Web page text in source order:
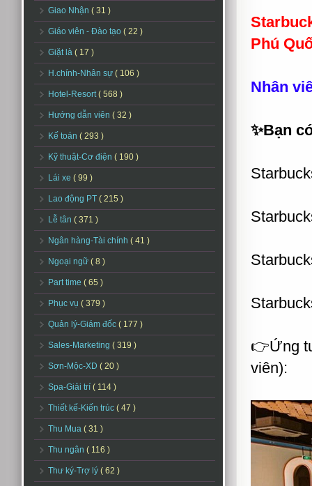
Giao Nhận ( 31 )
Giáo viên - Đào tạo ( 22 )
Giặt là ( 17 )
H.chính-Nhân sự ( 106 )
Hotel-Resort( 568 )
Hướng dẫn viên ( 32 )
Kế toán ( 293 )
Kỹ thuật-Cơ điện ( 190 )
Lái xe ( 99 )
Lao động PT ( 215 )
Lễ tân ( 371 )
Ngân hàng-Tài chính ( 41 )
Ngoại ngữ ( 8 )
Part time ( 65 )
Phục vụ ( 379 )
Quản lý-Giám đốc ( 177 )
Sales-Marketing ( 319 )
Sơn-Mộc-XD ( 20 )
Spa-Giải trí ( 114 )
Thiết kế-Kiến trúc ( 47 )
Thu Mua ( 31 )
Thu ngân ( 116 )
Thư ký-Trợ lý ( 62 )
Phú
Nhân
✨Bạn
👉Ứng
viên):